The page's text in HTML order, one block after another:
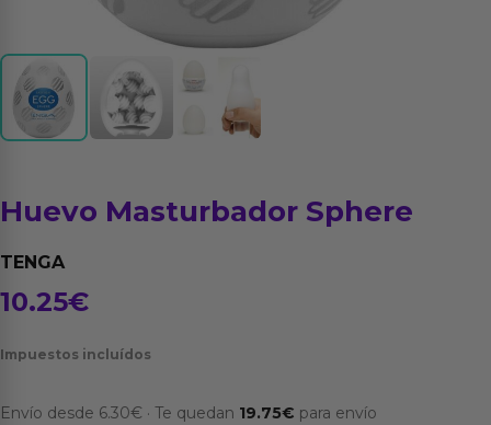
Huevo Masturbador Sphere
TENGA
10.25€
Impuestos incluídos
Envío desde 6.30€ · Te quedan 19.75€ para envío